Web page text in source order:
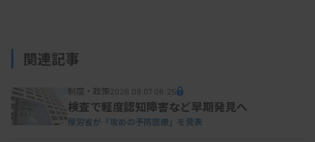
関連記事
制度・政策2026.08.07 06:25
検査で軽度認知障害など早期発見へ
厚労省が「攻めの予防医療」を発表